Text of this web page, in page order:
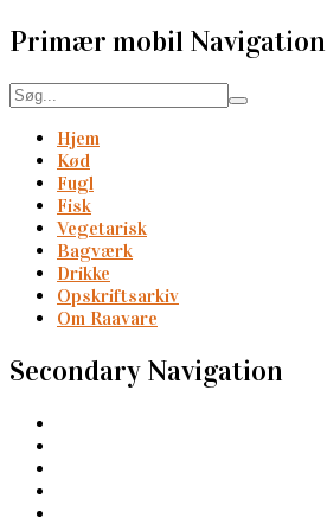
Primær mobil Navigation
Hjem
Kød
Fugl
Fisk
Vegetarisk
Bagværk
Drikke
Opskriftsarkiv
Om Raavare
Secondary Navigation